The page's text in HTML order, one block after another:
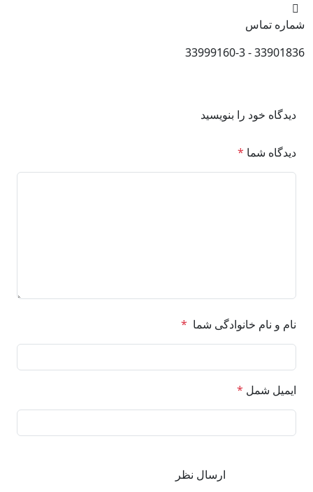
شماره تماس
33901836 - 33999160-3
دیدگاه خود را بنویسید
دیدگاه شما *
نام و نام خانوادگی شما *
ایمیل شمل *